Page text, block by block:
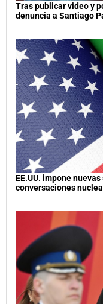
Tras publicar video y
denuncia a Santiago
EE.UU. impone
conversaciones